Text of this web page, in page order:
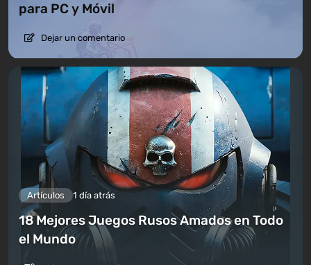
para PC y Móvil
Dejar un comentario
Artículos 1 día atrás
18 Mejores Juegos Rusos Amados en Todo
el Mundo